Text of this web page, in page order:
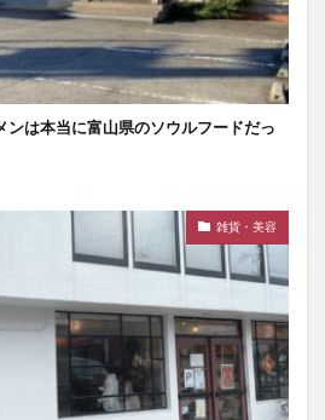
ンは本当に富山県のソウルフードだっ
雑貨・美容